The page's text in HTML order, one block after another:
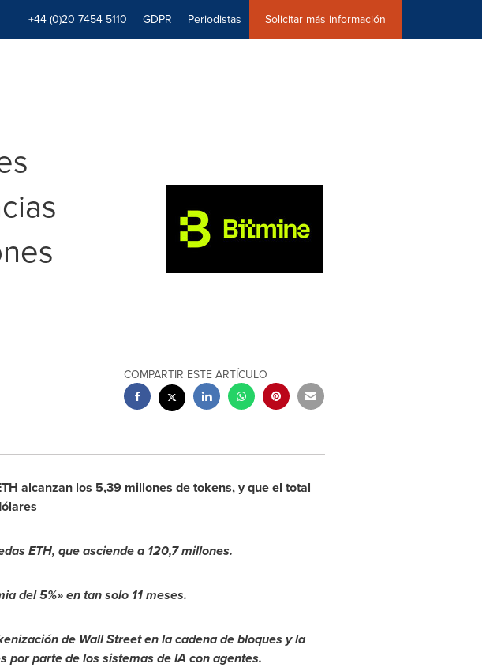
+44 (0)20 7454 5110 GDPR Periodistas Solicitar más información
COMPARTIR ESTE ARTÍCULO
alcanzan los 5,39 millones de tokens, y que el total
ETH, que asciende a 120,7 millones.
del 5%» en tan solo 11 meses.
de Wall Street en la cadena de bloques y la
por parte de los sistemas de IA con agentes.